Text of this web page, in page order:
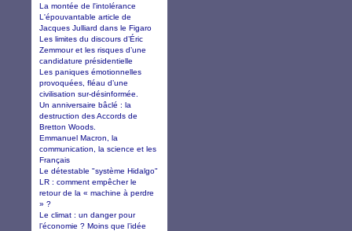
La montée de l'intolérance
L'épouvantable article de
Jacques Julliard dans le Figaro
Les limites du discours d’Éric
Zemmour et les risques d’une
candidature présidentielle
Les paniques émotionnelles
provoquées, fléau d’une
civilisation sur-désinformée.
Un anniversaire bâclé : la
destruction des Accords de
Bretton Woods.
Emmanuel Macron, la
communication, la science et les
Français
Le détestable "système Hidalgo"
LR : comment empêcher le
retour de la « machine à perdre
» ?
Le climat : un danger pour
l’économie ? Moins que l’idée